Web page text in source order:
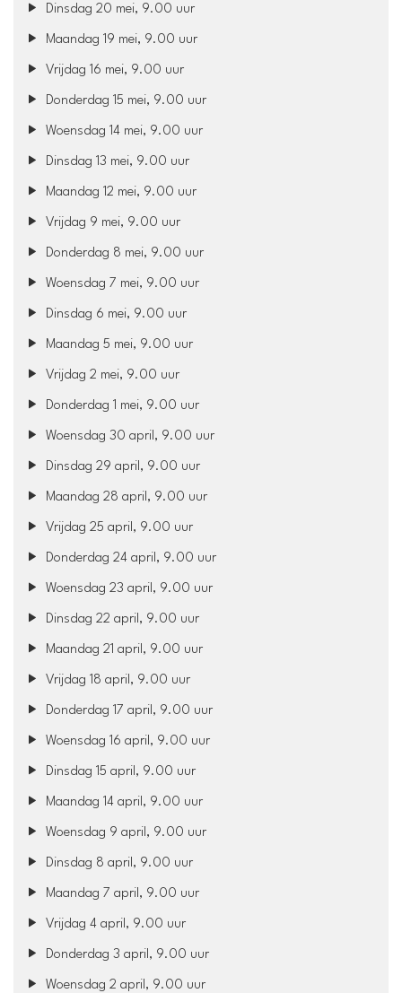
Dinsdag 20 mei, 9.00 uur
Maandag 19 mei, 9.00 uur
Vrijdag 16 mei, 9.00 uur
Donderdag 15 mei, 9.00 uur
Woensdag 14 mei, 9.00 uur
Dinsdag 13 mei, 9.00 uur
Maandag 12 mei, 9.00 uur
Vrijdag 9 mei, 9.00 uur
Donderdag 8 mei, 9.00 uur
Woensdag 7 mei, 9.00 uur
Dinsdag 6 mei, 9.00 uur
Maandag 5 mei, 9.00 uur
Vrijdag 2 mei, 9.00 uur
Donderdag 1 mei, 9.00 uur
Woensdag 30 april, 9.00 uur
Dinsdag 29 april, 9.00 uur
Maandag 28 april, 9.00 uur
Vrijdag 25 april, 9.00 uur
Donderdag 24 april, 9.00 uur
Woensdag 23 april, 9.00 uur
Dinsdag 22 april, 9.00 uur
Maandag 21 april, 9.00 uur
Vrijdag 18 april, 9.00 uur
Donderdag 17 april, 9.00 uur
Woensdag 16 april, 9.00 uur
Dinsdag 15 april, 9.00 uur
Maandag 14 april, 9.00 uur
Woensdag 9 april, 9.00 uur
Dinsdag 8 april, 9.00 uur
Maandag 7 april, 9.00 uur
Vrijdag 4 april, 9.00 uur
Donderdag 3 april, 9.00 uur
Woensdag 2 april, 9.00 uur